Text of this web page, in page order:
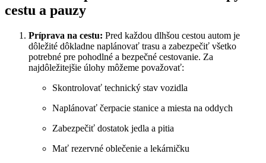
cestu a pauzy
Príprava na cestu: Pred každou dlhšou cestou autom je
dôležité dôkladne naplánovať trasu a zabezpečiť všetko
potrebné pre pohodlné a bezpečné cestovanie. Za
najdôležitejšie úlohy môžeme považovať:
Skontrolovať technický stav vozidla
Naplánovať čerpacie stanice a miesta na oddych
Zabezpečiť dostatok jedla a pitia
Mať rezervné oblečenie a lekárničku